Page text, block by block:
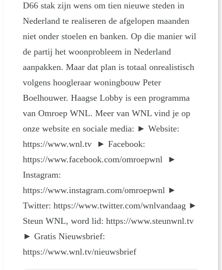
D66 stak zijn wens om tien nieuwe steden in
Nederland te realiseren de afgelopen maanden
niet onder stoelen en banken. Op die manier wil
de partij het woonprobleem in Nederland
aanpakken. Maar dat plan is totaal onrealistisch
volgens hoogleraar woningbouw Peter
Boelhouwer. Haagse Lobby is een programma
van Omroep WNL. Meer van WNL vind je op
onze website en sociale media: ► Website:
https://www.wnl.tv ► Facebook:
https://www.facebook.com/omroepwnl ►
Instagram:
https://www.instagram.com/omroepwnl ►
Twitter: https://www.twitter.com/wnlvandaag ►
Steun WNL, word lid: https://www.steunwnl.tv
► Gratis Nieuwsbrief:
https://www.wnl.tv/nieuwsbrief